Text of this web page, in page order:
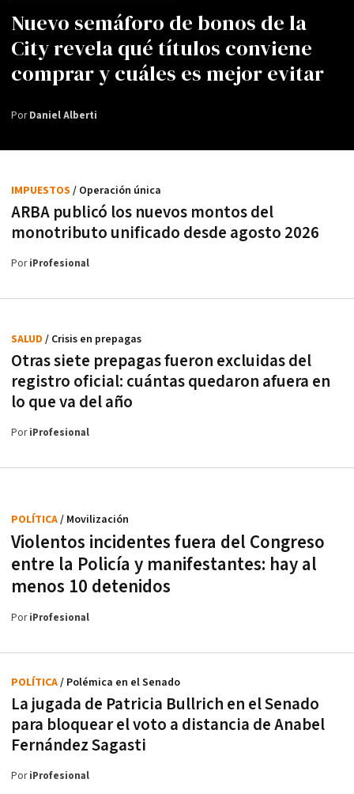
Nuevo semáforo de bonos de la
City revela qué títulos conviene
comprar y cuáles es mejor evitar
PorDaniel Alberti
ARBA publicó los nuevos montos del
monotributo unificado desde agosto 2026
IMPUESTOS / Operación única
PoriProfesional
Otras siete prepagas fueron excluidas del
registro oficial: cuántas quedaron afuera en
lo que va del año
SALUD / Crisis en prepagas
PoriProfesional
Violentos incidentes fuera del Congreso
entre la Policía y manifestantes: hay al
menos 10 detenidos
POLÍTICA/ Movilización
PoriProfesional
La jugada de Patricia Bullrich en el Senado
para bloquear el voto a distancia de Anabel
Fernández Sagasti
POLÍTICA/ Polémica en el Senado
PoriProfesional